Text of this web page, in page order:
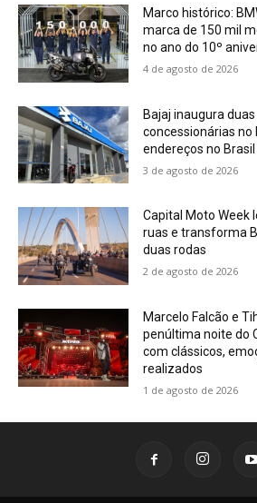
Marco histórico:
marca de 150 mil
no ano do 10º
4 de agosto de 2026
Bajaj inaugura
concessionárias no
endereços no Brasil
3 de agosto de 2026
Capital Moto Week
ruas e transforma
duas rodas
2 de agosto de 2026
Marcelo Falcão e
penúltima noite do
com clássicos,
realizados
1 de agosto de 2026